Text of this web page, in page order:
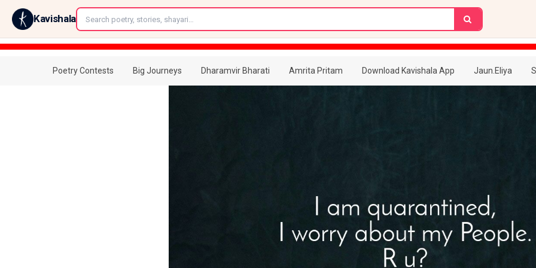
Kavishala
Poetry Contests Big Journeys Dharamvir Bharati Amrita Pritam Download Kavishala App Jaun.Eliya